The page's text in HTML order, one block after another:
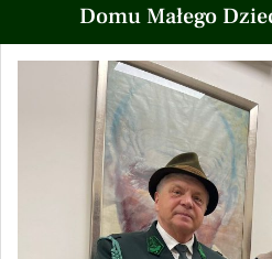
Domu Małego